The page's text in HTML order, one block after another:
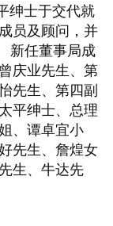
绅士于交代就
员及顾问，并
新任董事局成
庆业先生、第
先生、第四副
平绅士、总理
、谭卓宜小
先生、詹煌女
生、牛达先